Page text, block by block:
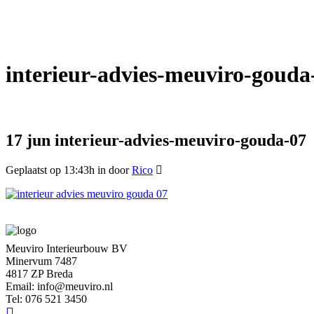
interieur-advies-meuviro-
17 jun interieur-advies-meuviro-gouda-07
Geplaatst op 13:43h in doorRico
Meuviro Interieurbouw BV
Minervum 7487
4817 ZP Breda
Email: info@meuviro.nl
Tel: 076 521 3450